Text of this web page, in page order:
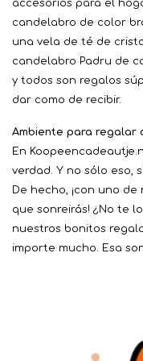
accesorios para el
candelabro de color
una vela de té de
candelabro Padru de
y todos son regalos
dar como de recibir.
Ambiente para regalar
En
verdad. Y no sólo eso,
De hecho, ¡con uno
que sonreirás! ¿No te
nuestros bonitos
importe mucho. Esa